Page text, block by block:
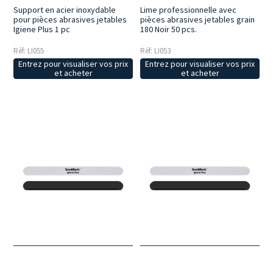
Support en acier inoxydable
pour pièces abrasives jetables
Igiene Plus 1 pc
Réf: LI055
Entrez pour visualiser vos prix
et acheter
Lime professionnelle avec
pièces abrasives jetables grain
180 Noir 50 pcs.
Réf: LI053
Entrez pour visualiser vos prix
et acheter